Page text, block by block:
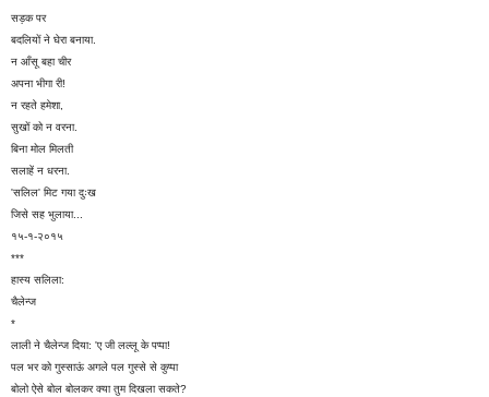
सड़क पर
बदलियों ने घेरा बनाया.
न आँसू बहा चीर
अपना भीगा री!
न रहते हमेशा,
सुखों को न वरना.
बिना मोल मिलती
सलाहें न धरना.
'सलिल' मिट गया दुःख
जिसे सह भुलाया...
१५-१-२०१५
***
हास्य सलिला:
चैलेन्ज
*
लाली ने चैलेन्ज दिया: 'ए जी लल्लू के पप्पा!
पल भर को गुस्साऊं अगले पल गुस्से से कुप्पा
बोलो ऐसे बोल बोलकर क्या तुम दिखला सकते?